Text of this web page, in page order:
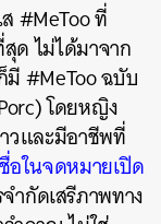
#MeToo ที่
ด ไม่ได้มาจาก
มี #MeToo ฉบับ
โดยหญิง
วและมีอาชีพที่
อในจดหมายเปิด
ำกัดเสรีภาพทาง